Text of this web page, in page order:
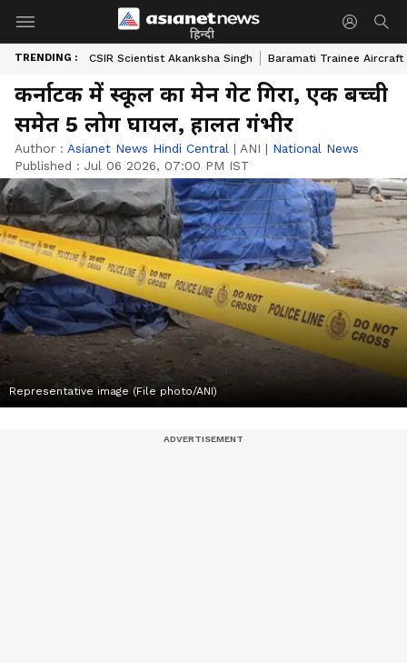
हिन्दी
TRENDING : CSIR Scientist Akanksha Singh Baramati Trainee Aircraft
कर्नाटक में स्कूल का मेन गेट गिरा, एक बच्ची
समेत 5 लोग घायल, हालत गंभीर
Author : Asianet News Hindi Central | ANI | National News
Published : Jul 06 2026, 07:00 PM IST
Representative image (File photo/ANI)